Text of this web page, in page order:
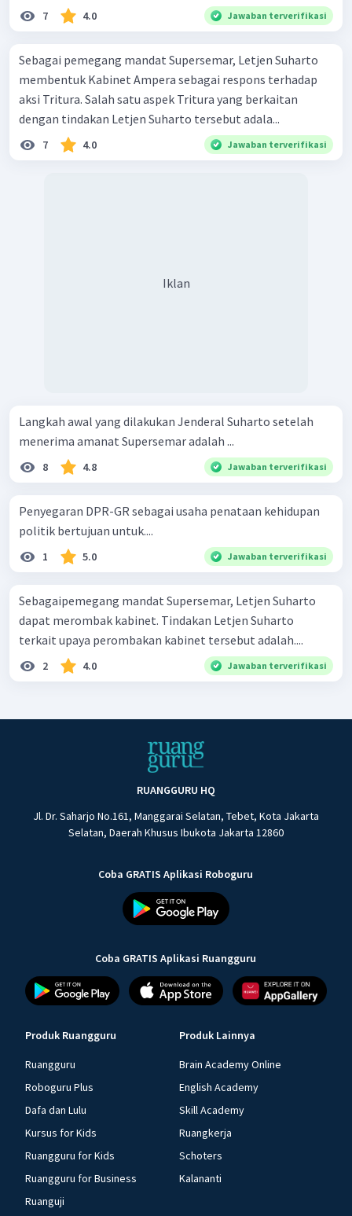
7 4.0 Jawaban terverifikasi
Sebagai pemegang mandat Supersemar, Letjen Suharto
membentuk Kabinet Ampera sebagai respons terhadap
aksi Tritura. Salah satu aspek Tritura yang berkaitan
dengan tindakan Letjen Suharto tersebut adala...
7 4.0 Jawaban terverifikasi
Iklan
Langkah awal yang dilakukan Jenderal Suharto setelah
menerima amanat Supersemar adalah ...
8 4.8 Jawaban terverifikasi
Penyegaran DPR-GR sebagai usaha penataan kehidupan
politik bertujuan untuk....
1 5.0 Jawaban terverifikasi
Sebagaipemegang mandat Supersemar, Letjen Suharto
dapat merombak kabinet. Tindakan Letjen Suharto
terkait upaya perombakan kabinet tersebut adalah....
2 4.0 Jawaban terverifikasi
RUANGGURU HQ
Jl. Dr. Saharjo No.161, Manggarai Selatan, Tebet, Kota Jakarta
Selatan, Daerah Khusus Ibukota Jakarta 12860
Coba GRATIS Aplikasi Roboguru
Coba GRATIS Aplikasi Ruangguru
Produk Ruangguru
Ruangguru
Roboguru Plus
Dafa dan Lulu
Kursus for Kids
Ruangguru for Kids
Ruangguru for Business
Ruanguji
Produk Lainnya
Brain Academy Online
English Academy
Skill Academy
Ruangkerja
Schoters
Kalananti